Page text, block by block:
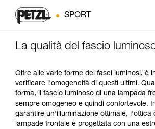
SPORT
La qualità del fascio
Oltre alle varie forme dei fasci luminosi, è
verificare l'omogeneità di questi ultimi.
forma, il fascio luminoso di una lampada
sempre omogeneo e quindi confortevole.
garantire un'illuminazione ottimale, l'ottica
lampade frontale è progettata con una